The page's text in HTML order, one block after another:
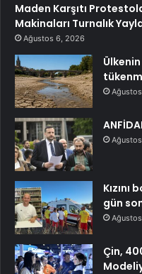
Maden Karşıtı
Makinaları Turnalık
Ağustos 6, 2026
gün
Çin,